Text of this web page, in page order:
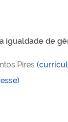
igualdade de
Pires
)